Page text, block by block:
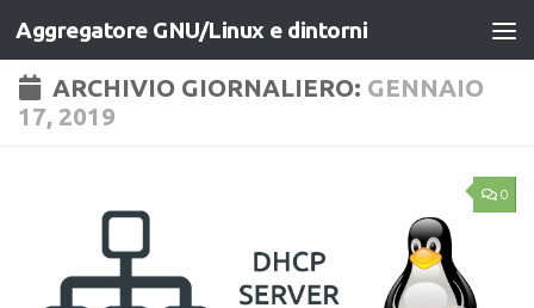
Salta al contenuto
Aggregatore GNU/Linux e dintorni
ARCHIVIO GIORNALIERO: GENNAIO
17, 2019
0